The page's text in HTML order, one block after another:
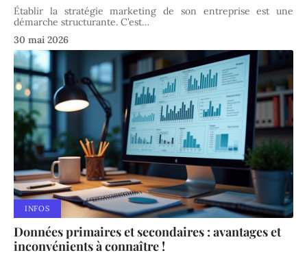
Établir la stratégie marketing de son entreprise est une
démarche structurante. C’est…
30 mai 2026
INFOS
Données primaires et secondaires : avantages et
inconvénients à connaître !